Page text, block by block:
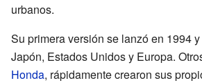
urbanos.
Su primera versión se lanzó en 1994
Japón, Estados Unidos y Europa.
Honda, rápidamente crearon sus